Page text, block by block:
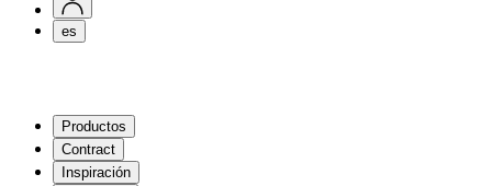
es
Productos
Contract
Inspiración